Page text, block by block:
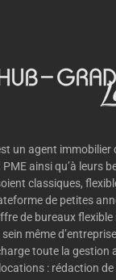
un agent immobilier
ainsi qu’à leurs
classiques,
de petites
de bureaux
même
toute la gestion
: rédaction